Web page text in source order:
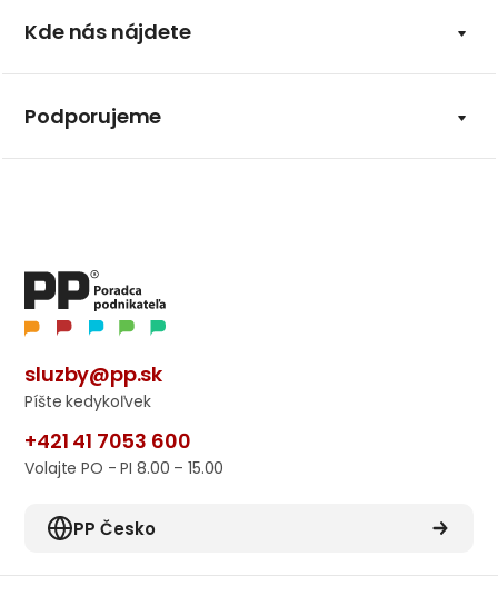
Kde nás nájdete
Podporujeme
sluzby@pp.sk
Píšte kedykoľvek
+421 41 7053 600
Volajte PO - PI 8.00 – 15.00
PP Česko